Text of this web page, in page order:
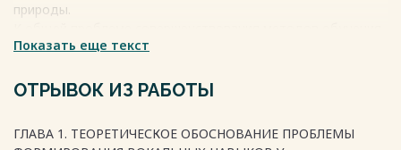
природы.
относятся и теоретическое обоснование их, и поиски
детей средствами музыки, приобщения их к музыкальному
Пение - наиболее распространенный и самый доступный
Показать еще текст
ОТРЫВОК ИЗ РАБОТЫ
ГЛАВА 1. ТЕОРЕТИЧЕСКОЕ ОБОСНОВАНИЕ ПРОБЛЕМЫ